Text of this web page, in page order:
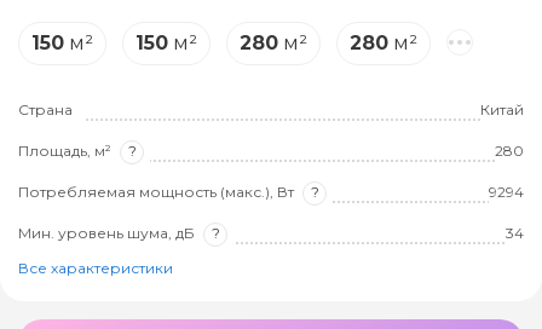
150 м² 150 м² 280 м² 280 м²
Страна Китай
Площадь, м² ? 280
Потребляемая мощность (макс.), Вт ? 9294
Мин. уровень шума, дБ ?
34
Все характеристики